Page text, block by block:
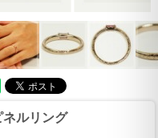
ネルリング